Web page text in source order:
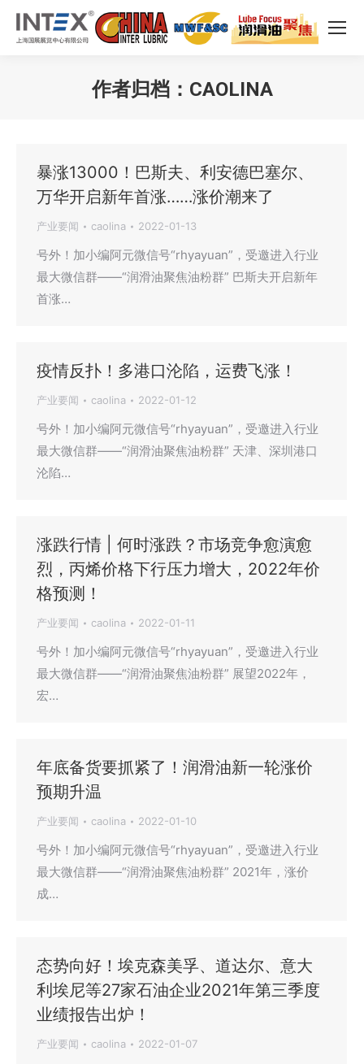
作者归档： CAOLINA
暴涨13000！巴斯夫、利安德巴塞尔、
万华开启新年首涨……涨价潮来了
产业要闻 caolina 2022-01-13
号外！加小编阿元微信号“rhyayuan”，受邀进入行业
最大微信群——“润滑油聚焦油粉群” 巴斯夫开启新年
首涨…
疫情反扑！多港口沦陷，运费飞涨！
产业要闻 caolina 2022-01-12
号外！加小编阿元微信号“rhyayuan”，受邀进入行业
最大微信群——“润滑油聚焦油粉群” 天津、深圳港口
沦陷…
涨跌行情 | 何时涨跌？市场竞争愈演愈
烈，丙烯价格下行压力增大，2022年价
格预测！
产业要闻 caolina 2022-01-11
号外！加小编阿元微信号“rhyayuan”，受邀进入行业
最大微信群——“润滑油聚焦油粉群” 展望2022年，
宏…
年底备货要抓紧了！润滑油新一轮涨价
预期升温
产业要闻 caolina 2022-01-10
号外！加小编阿元微信号“rhyayuan”，受邀进入行业
最大微信群——“润滑油聚焦油粉群” 2021年，涨价
成…
态势向好！埃克森美孚、道达尔、意大
利埃尼等27家石油企业2021年第三季度
业绩报告出炉！
产业要闻 caolina 2022-01-07